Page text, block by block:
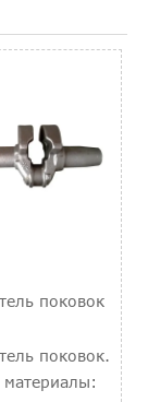
поковок
поковок.
материалы: